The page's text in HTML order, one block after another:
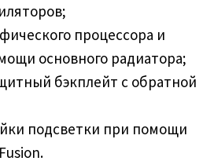
процессора и
основного радиатора;
бэкплейт с обратной
подсветки при помощи